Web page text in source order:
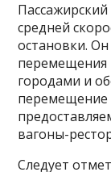
средней
остановки.
перемещения
городами и
перемещение
вагоны-
Следует